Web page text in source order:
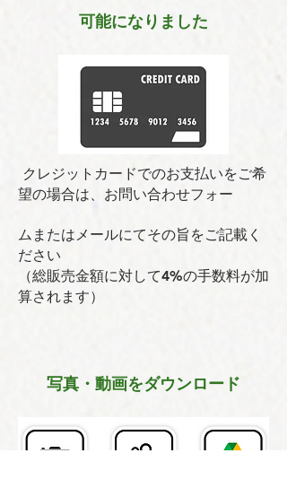
可能になりました
クレジットカードでのお支払いをご希
望の場合は、お問い合わせフォー
ムまたはメールにてその旨をご記載く
ださい
（総販売金額に対して4%の手数料が加
算されます）
写真・動画をダウンロード